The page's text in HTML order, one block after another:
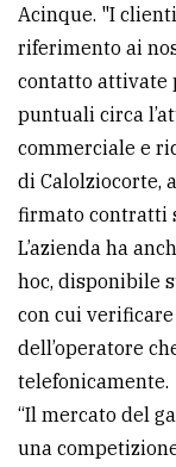
LE
ALTRE
TESTATE
PRIVACY
Privacy
policy
Cookie
policy
Acinque. "I
riferimento ai
contatto attivate
puntuali circa
commerciale e
di Calolziocorte,
firmato contratti
L’azienda ha
hoc, disponibile
con cui
dell’operatore
telefonicamente.
“Il mercato del
una